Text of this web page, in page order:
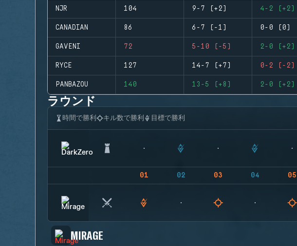
NJR 104 9-7 (+2) 4-2 (+2)
CANADIAN 86 6-7 (-1) 0-0 (0)
GAVENI 72 5-10 (-5) 2-0 (+2)
RYCE 127 14-7 (+7) 0-2 (-2)
PANBAZOU 140 13-5 (+8) 2-0 (+2)
ラウンド
時間で勝利 キル数で勝利 目標で勝利
01 02 03 04 05
MIRAGE